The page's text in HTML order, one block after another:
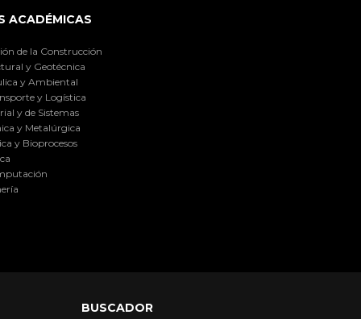
ACADÉMICAS
de la Construcción
y Geotécnica
y Ambiental
y Logística
y de Sistemas
y Metalúrgica
y Bioprocesos
BUSCADOR